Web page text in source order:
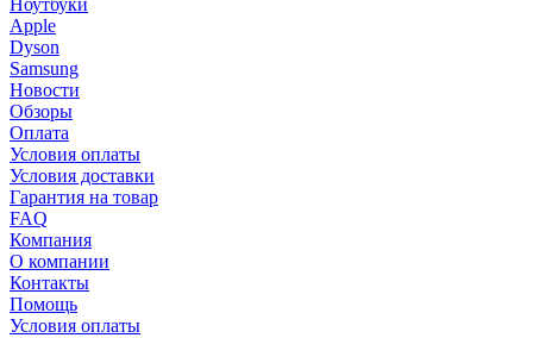
Ноутбуки
Apple
Dyson
Samsung
Новости
Обзоры
Оплата
Условия оплаты
Условия доставки
Гарантия на товар
FAQ
Компания
О компании
Контакты
Помощь
Условия оплаты